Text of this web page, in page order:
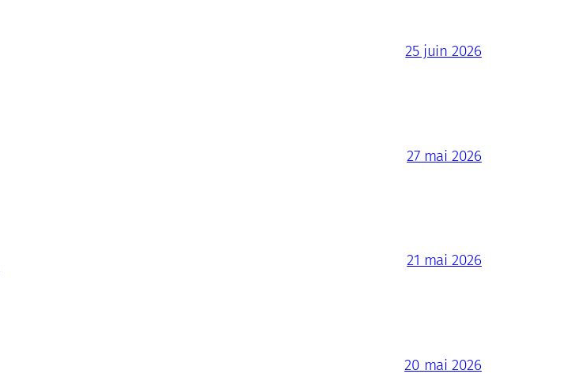
25 juin 2026
27 mai 2026
21 mai 2026
20 mai 2026